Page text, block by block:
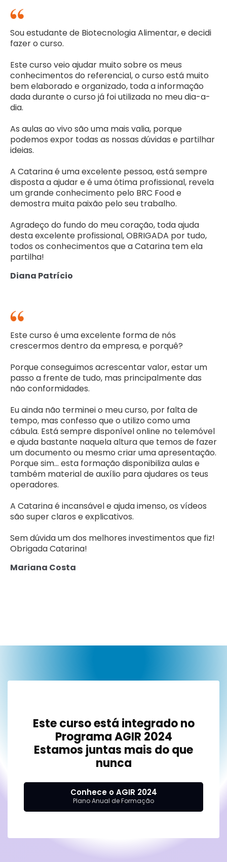
Sou estudante de Biotecnologia Alimentar, e decidi
fazer o curso.
Este curso veio ajudar muito sobre os meus
conhecimentos do referencial, o curso está muito
bem elaborado e organizado, toda a informação
dada durante o curso já foi utilizada no meu dia-a-
dia.
As aulas ao vivo são uma mais valia, porque
podemos expor todas as nossas dúvidas e partilhar
ideias.
A Catarina é uma excelente pessoa, está sempre
disposta a ajudar e é uma ótima profissional, revela
um grande conhecimento pelo BRC Food e
demostra muita paixão pelo seu trabalho.
Agradeço do fundo do meu coração, toda ajuda
desta excelente profissional, OBRIGADA por tudo,
todos os conhecimentos que a Catarina tem ela
partilha!
Diana Patrício
Este curso é uma excelente forma de nós
crescermos dentro da empresa, e porquê?
Porque conseguimos acrescentar valor, estar um
passo a frente de tudo, mas principalmente das
não conformidades.
Eu ainda não terminei o meu curso, por falta de
tempo, mas confesso que o utilizo como uma
cábula. Está sempre disponível online no telemóvel
e ajuda bastante naquela altura que temos de fazer
um documento ou mesmo criar uma apresentação.
Porque sim... esta formação disponibiliza aulas e
também material de auxílio para ajudares os teus
operadores.
A Catarina é incansável e ajuda imenso, os vídeos
são super claros e explicativos.
Sem dúvida um dos melhores investimentos que fiz!
Obrigada Catarina!
Mariana Costa
Este curso está integrado no
Programa AGIR 2024
Estamos juntas mais do que
nunca
Conhece o AGIR 2024
Plano Anual de Formação